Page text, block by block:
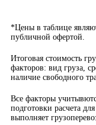
*Цены в таблице
публичной офертой.
Итоговая стоимость
факторов: вид груза,
наличие свободного
Все факторы
подготовки расчета
выполняет